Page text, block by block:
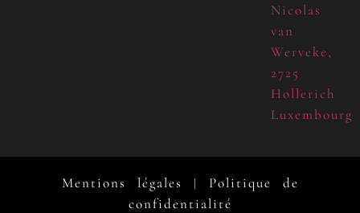
Nicolas
van
Werveke,
2725
Hollerich
Luxembourg
Mentions légales | Politique de
confidentialité